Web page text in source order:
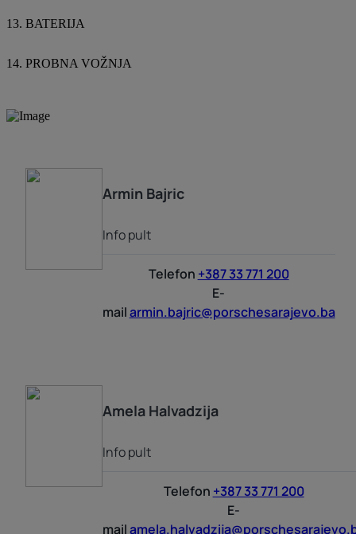
13. BATERIJA
14. PROBNA VOŽNJA
Armin Bajric
Info pult
Telefon +387 33 771 200
E-
mailarmin.bajric@porschesarajevo.ba
Amela Halvadzija
Info pult
Telefon +387 33 771 200
E-
mail